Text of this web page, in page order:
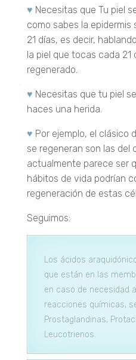
♥ Necesitas que Tu piel
como sabes la
21 días, es decir,
la piel que tocas cada
regenerado.
♥ Necesitas que tu piel
haces una herida.
♥ Por ejemplo, el clásico
se regeneran son las del
actualmente parece ser
hábitos de vida podrían
regeneración de estas
Seguimos:
Los ácidos
que están en las
en caso de necesidad
reacciones químicas,
Prostaglandinas,
Leucotrienos.